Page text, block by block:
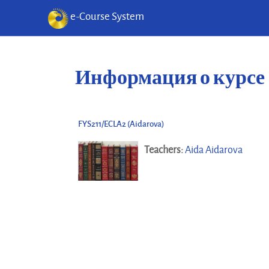
e-Course System
Информация о курсе
FYS211/ECLA2 (Aidarova)
Teachers:Aida Aidarova